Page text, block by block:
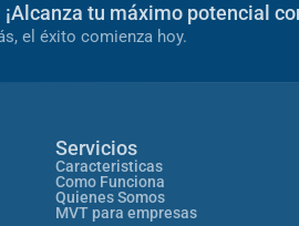
¡Alcanza tu máximo potencial
el éxito comienza hoy.
Servicios
Caracteristicas
Como Funciona
Quienes Somos
MVT para empresas